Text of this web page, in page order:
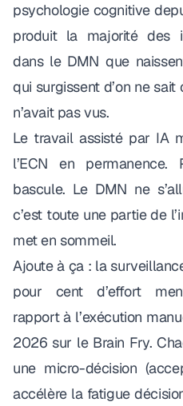
psychologie cognitive
produit la majorité des
dans le DMN que
qui surgissent d’on ne sait
n’avait pas vus.
Le travail assisté par IA
l’ECN en
bascule. Le DMN ne
c’est toute une partie de
met en sommeil.
Ajoute à ça : la
pour cent d’effort
rapport à l’exécution
2026 sur le Brain Fry.
une micro-décision
accélère la fatigue